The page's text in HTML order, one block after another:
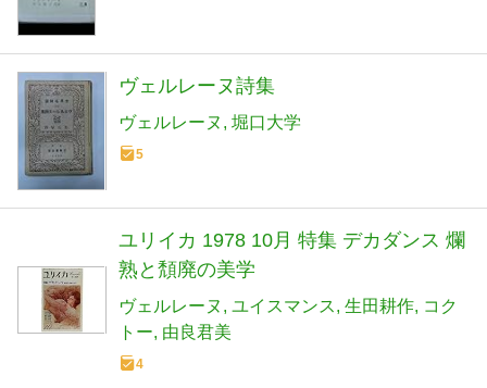
ヴェルレーヌ詩集
ヴェルレーヌ 堀口大学
5
ユリイカ 1978 10月 特集 デカダンス 爛
熟と頽廃の美学
ヴェルレーヌ ユイスマンス 生田耕作 コク
トー 由良君美
4